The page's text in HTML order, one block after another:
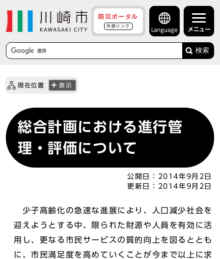
防災ポータル
外部リンク
Language メニュー
検索
現在位置 表示
総合計画における進行管
理・評価について
公開日：
2014年9月2日
更新日：
2014年9月2日
少子高齢化の急速な進展により、人口減少社会を
迎えようとする中、限られた財源や人員を有効に活
用し、更なる市民サービスの質的向上を図るととも
に、市民満足度を高めていくことが今まで以上に求